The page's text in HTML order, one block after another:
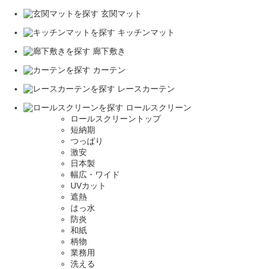
玄関マット
キッチンマット
廊下敷き
カーテン
レースカーテン
ロールスクリーン
ロールスクリーントップ
短納期
つっぱり
激安
日本製
幅広・ワイド
UVカット
遮熱
はっ水
防炎
和紙
柄物
業務用
洗える